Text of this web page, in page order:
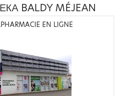
BALDY MÉJEAN
EN LIGNE